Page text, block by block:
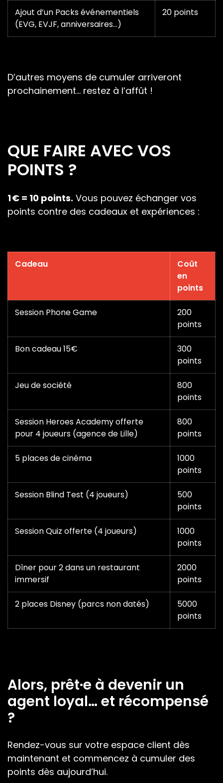
Ajout d’un Packs événementiels
(EVG, EVJF, anniversaires…)
20 points
D’autres moyens de cumuler arriveront
prochainement… restez à l’affût !
QUE FAIRE AVEC VOS
POINTS ?
1 € = 10 points. Vous pouvez échanger vos
points contre des cadeaux et expériences :
Cadeau
Coût
en
points
Session Phone Game
200
points
Bon cadeau 15€
300
points
Jeu de société
800
points
Session Heroes Academy offerte
pour 4 joueurs (agence de Lille)
800
points
5 places de cinéma
1000
points
Session Blind Test (4 joueurs)
500
points
Session Quiz offerte (4 joueurs)
1000
points
Dîner pour 2 dans un restaurant
immersif
2000
points
2 places Disney (parcs non datés)
5000
points
Alors, prêt·e à devenir un
agent loyal… et récompensé
?
Rendez-vous sur votre espace client dès
maintenant et commencez à cumuler des
points dès aujourd’hui.